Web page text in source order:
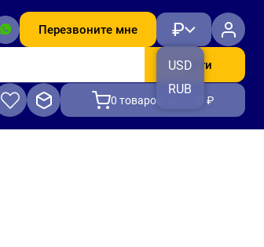
Перезвоните мне ₽
USD
RUB
Найти
0 товаров, на 0.00 ₽